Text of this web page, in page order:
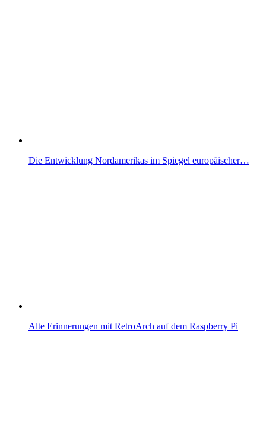
Die Entwicklung Nordamerikas im Spiegel europäischer…
Alte Erinnerungen mit RetroArch auf dem Raspberry Pi